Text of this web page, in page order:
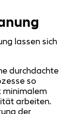
lassen sich
durchdachte
so
minimalem
arbeiten.
der